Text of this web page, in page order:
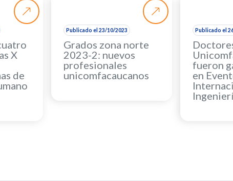
X
de
Publicado el 23/10/2023
Grados zona norte
2023-2: nuevos
profesionales
unicomfacaucanos
Publicado el
fueron
en